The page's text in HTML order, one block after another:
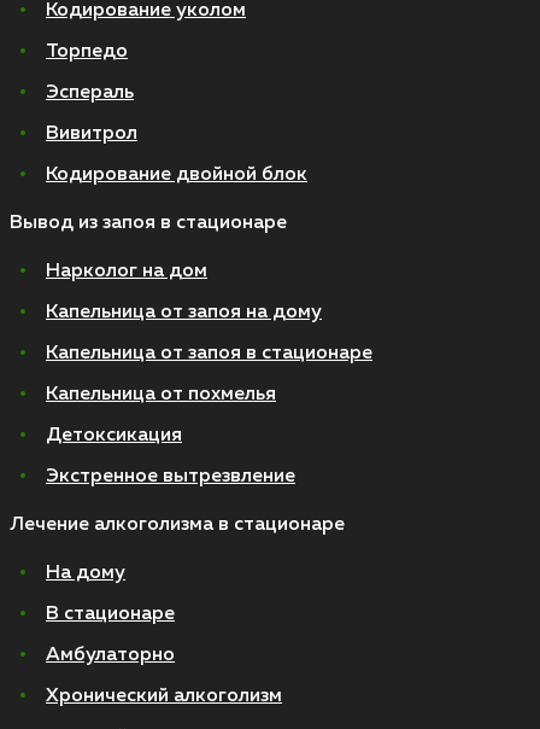
Кодирование уколом
Торпедо
Эспераль
Вивитрол
Кодирование двойной блок
Вывод из запоя в стационаре
Нарколог на дом
Капельница от запоя на дому
Капельница от запоя в стационаре
Капельница от похмелья
Детоксикация
Экстренное вытрезвление
Лечение алкоголизма в стационаре
На дому
В стационаре
Амбулаторно
Хронический алкоголизм